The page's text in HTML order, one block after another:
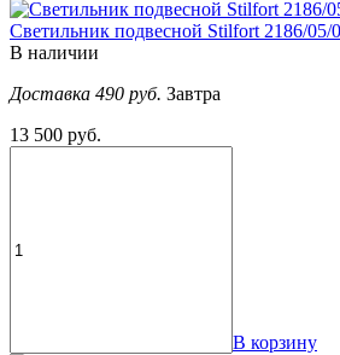
Светильник подвесной Stilfort 2186/05/
В наличии
Доставка 490 руб. Завтра
13 500 руб.
В корзину